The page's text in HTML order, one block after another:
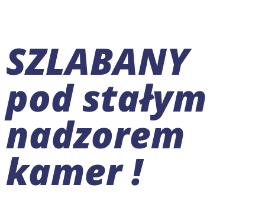
SZLABANY
pod stałym
nadzorem
kamer !